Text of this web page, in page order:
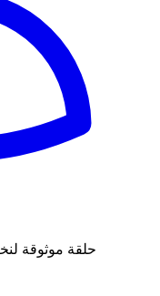
حلقة موثوقة